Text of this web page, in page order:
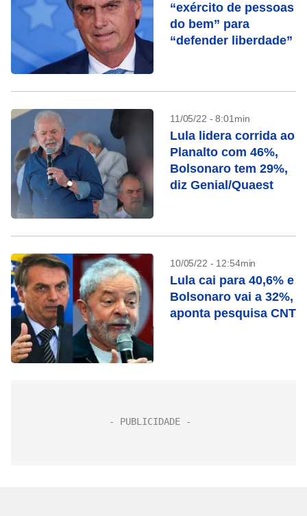
“exército de pessoas
do bem” para
“defender liberdade”
11/05/22 - 8:01min
Lula lidera corrida ao
Planalto com 46%,
Bolsonaro tem 29%,
diz Genial/Quaest
10/05/22 - 12:54min
Lula cai para 40,6% e
Bolsonaro vai a 32%,
aponta pesquisa CNT